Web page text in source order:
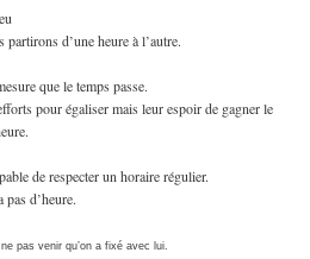
d’une heure à l’autre.
que le temps passe.
pour égaliser mais leur espoir de gagner le
de respecter un horaire régulier.
d’heure.
pas venir qu’on a fixé avec lui.